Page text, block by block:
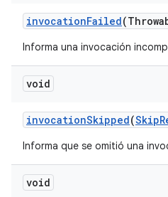
invocationFailed
Informa una invocación
void
invocationSkipped(Skip
Informa que se omitió una
void